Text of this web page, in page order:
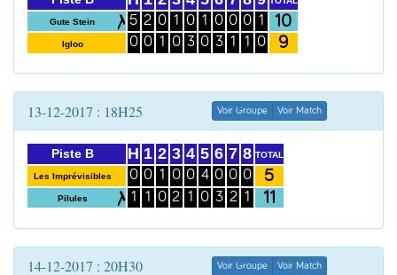
Gute Stein
Igloo
5
0
2
0
0
1
1
0
0
3
1
0
0
3
0
1
0
1
1
0
10
9
13-12-2017 : 18H25 Voir Groupe Voir Match
Piste B
Les Imprévisibles
Pilules
H
0
1
1
0
1
2
1
0
3
0
2
4
0
1
5
4
0
6
0
3
7
0
2
8
0
1
TOTAL
5
11
14-12-2017 : 20H30 Voir Groupe Voir Match